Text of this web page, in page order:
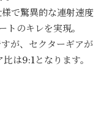
で驚異的な連射速度
トのキレを実現。
が、セクターギアが
は9:1となります。